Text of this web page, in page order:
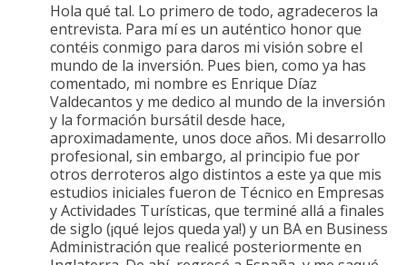
Hola qué tal. Lo primero de todo, agradeceros la
entrevista. Para mí es un auténtico honor que
contéis conmigo para daros mi visión sobre el
mundo de la inversión. Pues bien, como ya has
comentado, mi nombre es Enrique Díaz
Valdecantos y me dedico al mundo de la inversión
y la formación bursátil desde hace,
aproximadamente, unos doce años. Mi desarrollo
profesional, sin embargo, al principio fue por
otros derroteros algo distintos a este ya que mis
estudios iniciales fueron de Técnico en Empresas
y Actividades Turísticas, que terminé allá a finales
de siglo (¡qué lejos queda ya!) y un BA en Business
Administración que realicé posteriormente en